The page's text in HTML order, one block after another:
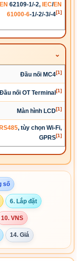
62109-1/-2, IEC/EN
61000-6-1/-2/-3/-4[1]
Đầu nối MC4[1]
Đầu nối OT Terminal[1]
Màn hình LCD[1]
, tùy chọn Wi-Fi,
GPRS[1]
số
6. Lắp đặt
10. VNS
14. Giá